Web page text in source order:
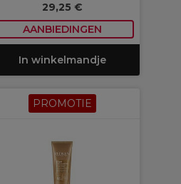
29,25 €
AANBIEDINGEN
In winkelmandje
PROMOTIE